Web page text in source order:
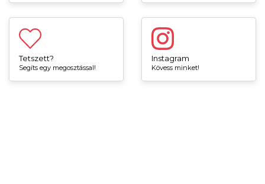
Tetszett?
Segíts egy megosztással!
Instagram
Kövess minket!